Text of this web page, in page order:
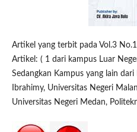
Artikel yang terbit pada Vol.3
Artikel: ( 1 dari kampus Luar
Sedangkan Kampus yang lain
Ibrahimy, Universitas Negeri
Universitas Negeri Medan,